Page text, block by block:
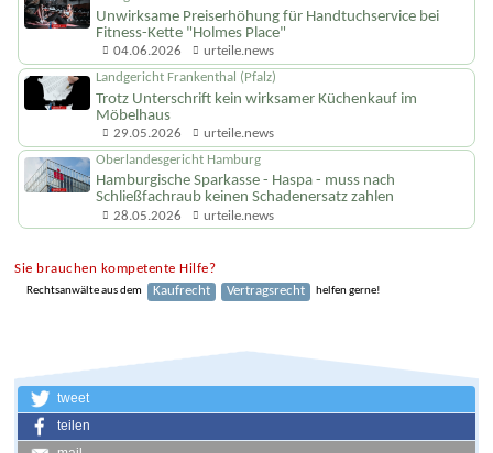
Landgericht Berlin II
Unwirksame Preiserhöhung für Handtuchservice bei
Fitness-Kette "Holmes Place"
04.06.2026 urteile.news
Landgericht Frankenthal (Pfalz)
Trotz Unterschrift kein wirksamer Küchenkauf im
Möbelhaus
29.05.2026 urteile.news
Oberlandesgericht Hamburg
Hamburgische Sparkasse - Haspa - muss nach
Schließfachraub keinen Schadenersatz zahlen
28.05.2026 urteile.news
Sie brauchen kompetente Hilfe?
Kaufrecht Vertragsrecht
tweet
teilen